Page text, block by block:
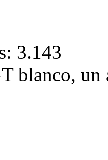
3.143
blanco, un